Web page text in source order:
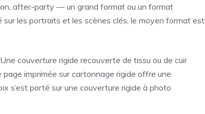
after-party — un grand format ou un format
sur les portraits et les scènes clés, le moyen format est
couverture rigide recouverte de tissu ou de cuir
imprimée sur cartonnage rigide offre une
s’est porté sur une couverture rigide à photo